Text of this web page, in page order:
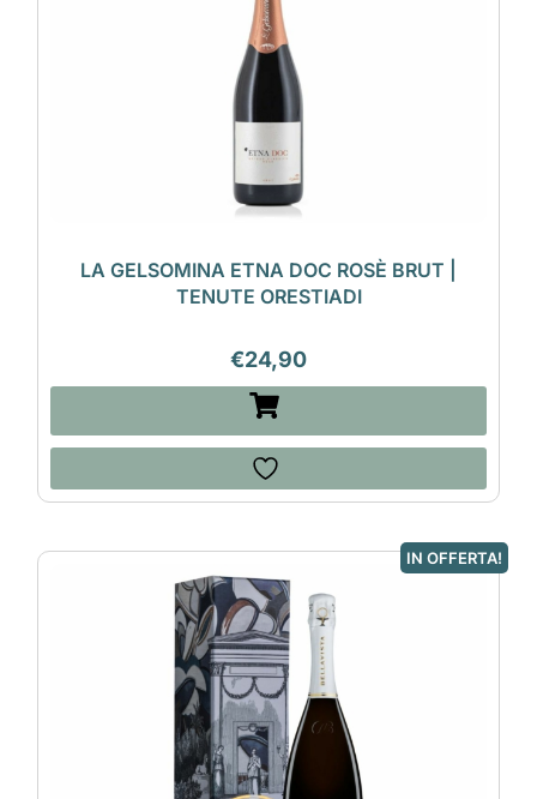
LA GELSOMINA ETNA DOC ROSÈ BRUT |
TENUTE ORESTIADI
€24,90
IN OFFERTA!